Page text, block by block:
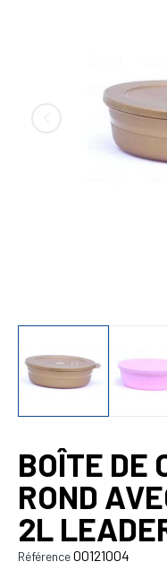
BOÎTE DE
ROND
2L
Référence00121004